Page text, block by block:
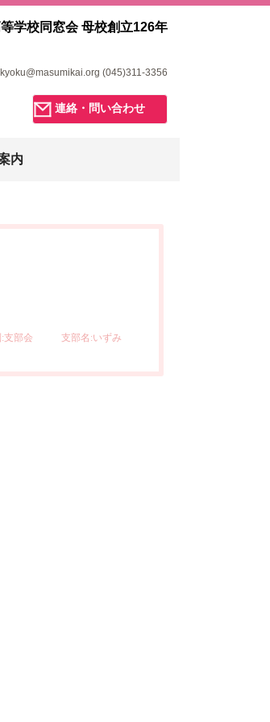
学校同窓会 母校創立126年
(045)311-3356
連絡・問い合わせ
内
支部会 支部名:いずみ